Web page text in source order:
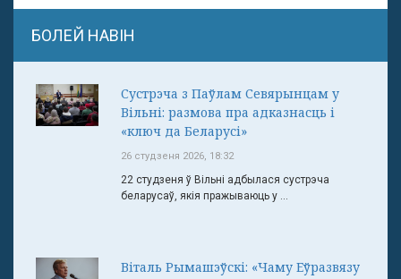
БОЛЕЙ НАВІН
Сустрэча з Паўлам Севярынцам у
Вільні: размова пра адказнасць і
«ключ да Беларусі»
26 студзеня 2026, 18:32
22 студзеня ў Вільні адбылася сустрэча
беларусаў, якія пражываюць у ...
Віталь Рымашэўскі: «Чаму Еўразвязу